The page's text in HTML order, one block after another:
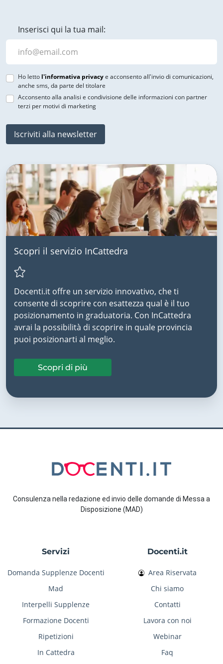
Inserisci qui la tua mail:
Ho letto l'informativa privacye acconsento all'invio di comunicazioni,
anche sms, da parte del titolare
Acconsento alla analisi e condivisione delle informazioni con partner
terzi per motivi di marketing
Iscriviti alla newsletter
Scopri il servizio InCattedra
Docenti.it offre un servizio innovativo, che ti
consente di scoprire con esattezza qual è il tuo
posizionamento in graduatoria. Con InCattedra
avrai la possibilità di scoprire in quale provincia
puoi posizionarti al meglio.
Scopri di più
Consulenza nella redazione ed invio delle domande di Messa a
Disposizione (MAD)
Servizi
Domanda Supplenze Docenti
Mad
Interpelli Supplenze
Formazione Docenti
Ripetizioni
In Cattedra
Docenti.it
Area Riservata
Chi siamo
Contatti
Lavora con noi
Webinar
Faq